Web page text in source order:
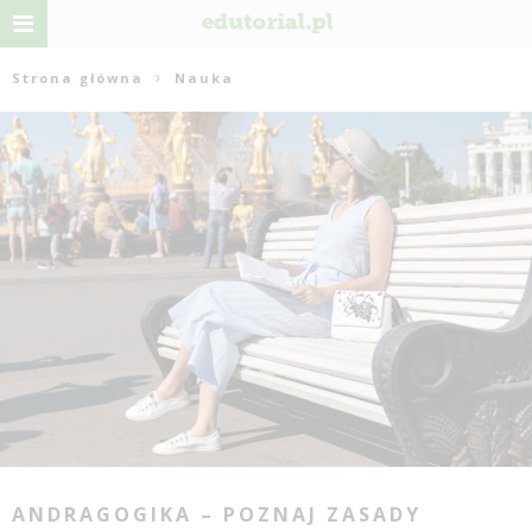
Strona główna Nauka
ANDRAGOGIKA – POZNAJ ZASADY